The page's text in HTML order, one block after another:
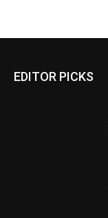
EDITOR PICKS